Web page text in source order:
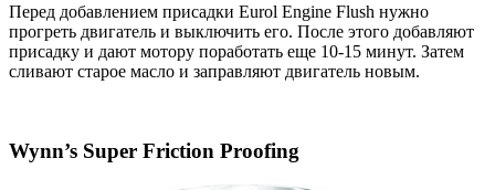
Перед добавлением присадки Eurol Engine Flush нужно
прогреть двигатель и выключить его. После этого добавляют
присадку и дают мотору поработать еще 10-15 минут. Затем
сливают старое масло и заправляют двигатель новым.
Wynn’s Super Friction Proofing